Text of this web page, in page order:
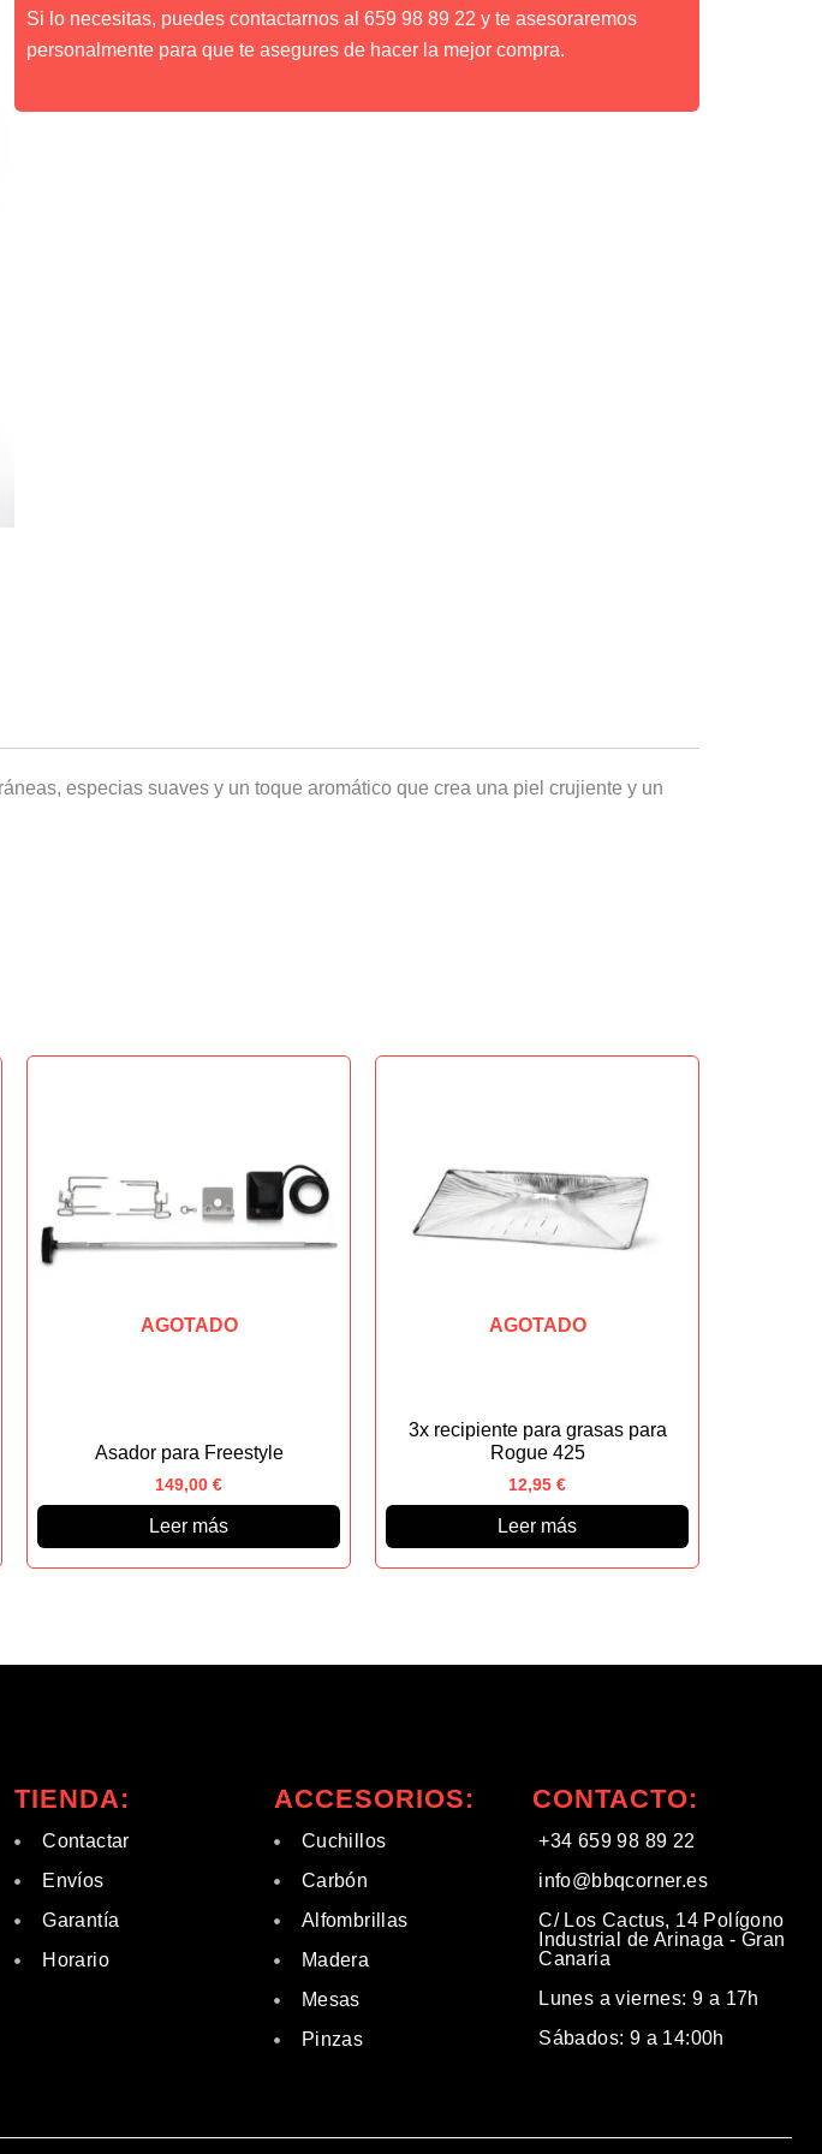
Si lo necesitas, puedes contactarnos al 659 98 89 22 y te asesoraremos
personalmente para que te asegures de hacer la mejor compra.
especias suaves y un toque aromático que crea una piel crujiente y un
AGOTADO
Asador para Freestyle
149,00 €
Leer más
AGOTADO
3x recipiente para grasas para
Rogue 425
12,95 €
Leer más
TIENDA:
Contactar
Envíos
Garantía
Horario
ACCESORIOS:
Cuchillos
Carbón
Alfombrillas
Madera
Mesas
Pinzas
CONTACTO:
+34 659 98 89 22
info@bbqcorner.es​
C/ Los Cactus, 14 Polígono
Industrial de Arinaga - Gran
Canaria
Lunes a viernes: 9 a 17h
Sábados: 9 a 14:00h